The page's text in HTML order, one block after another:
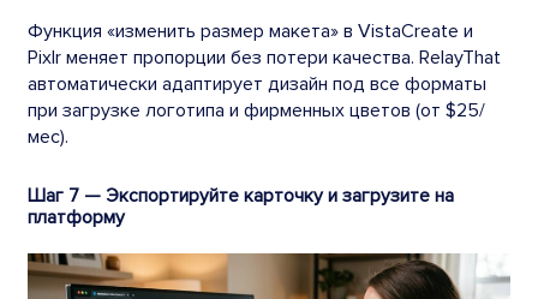
Функция «изменить размер макета» в VistaCreate и
Pixlr меняет пропорции без потери качества. RelayThat
автоматически адаптирует дизайн под все форматы
при загрузке логотипа и фирменных цветов (от $25/
мес).
Шаг 7 — Экспортируйте карточку и загрузите на
платформу